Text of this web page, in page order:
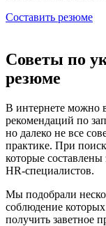
Составить резюме
Советы по
резюме
В интернете можно
рекомендаций по
но далеко не все
практике. При
которые
HR-специалистов.
Мы подобрали
соблюдение
получить заветное